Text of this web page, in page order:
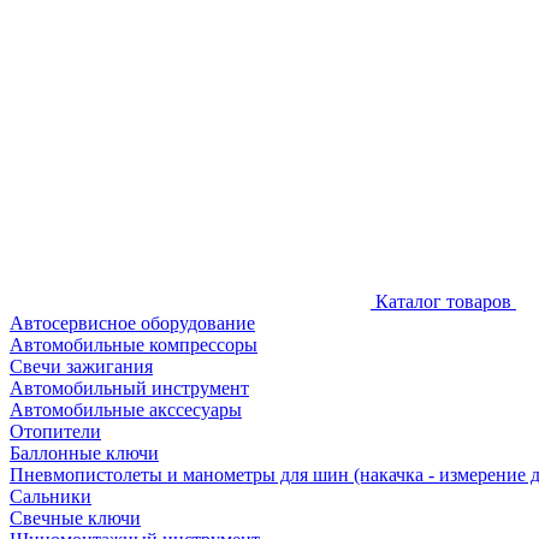
Каталог товаров
Автосервисное оборудование
Автомобильные компрессоры
Свечи зажигания
Автомобильный инструмент
Автомобильные акссесуары
Отопители
Баллонные ключи
Пневмопистолеты и манометры для шин (накачка - измерение
Сальники
Свечные ключи